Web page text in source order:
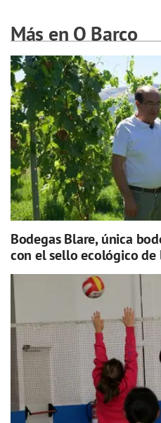
Más en O Barco
Bodegas Blare, única
con el sello ecológico de